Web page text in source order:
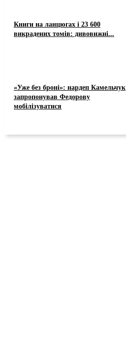
Книги на ланцюгах і 23 600
викрадених томів: дивовижні...
«Уже без броні»: нардеп Камельчук
запропонував Федорову
мобілізуватися